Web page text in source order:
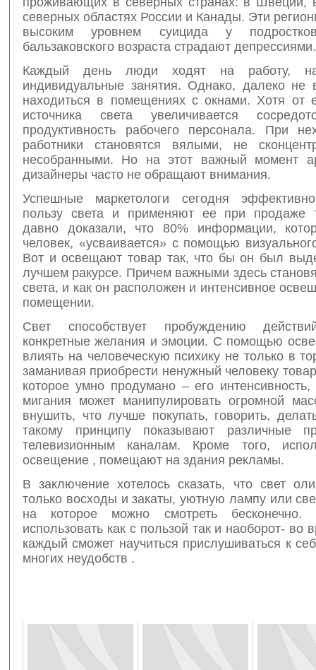
северных областях России и Канады. Эти
высоким уровнем суицида у
бальзаковского возраста страдают депрессиями.
Каждый день люди ходят на работу,
индивидуальные занятия. Однако, далеко не
находиться в помещениях с окнами. Хотя от
источника света увеличивается
продуктивность рабочего персонала. При
работники становятся вялыми, не
несобранными. Но на этот важный момент
дизайнеры часто не обращают внимания.
Успешные маркетологи сегодня
пользу света и применяют ее при продаже
давно доказали, что 80% информации,
человек, «усваивается» с помощью
Вот и освещают товар так, что бы он был
лучшем ракурсе. Причем важными здесь
света, и как он расположен и интенсивное
помещении.
Свет способствует пробуждению
конкретные желания и эмоции. С помощью
влиять на человеческую психику не только в
заманивая приобрести ненужный человеку
которое умно продумано – его интенсивность,
мигания может манипулировать огромной
внушить, что лучше покупать, говорить,
такому принципу показывают различные
телевизионным каналам. Кроме того,
освещение , помещают на здания рекламы.
В заключение хотелось сказать, что свет
только восходы и закаты, уютную лампу или
на которое можно смотреть
использовать как с пользой так и наоборот- во
каждый сможет научиться прислушиваться к
многих неудобств .